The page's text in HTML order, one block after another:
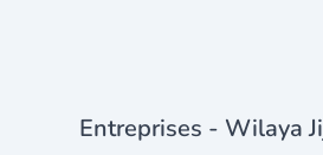
Entreprises - Wilaya